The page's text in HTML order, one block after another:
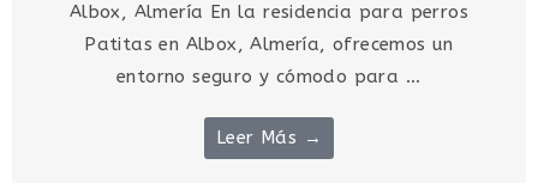
Albox, Almería En la residencia para perros
Patitas en Albox, Almería, ofrecemos un
entorno seguro y cómodo para ...
Leer Más →